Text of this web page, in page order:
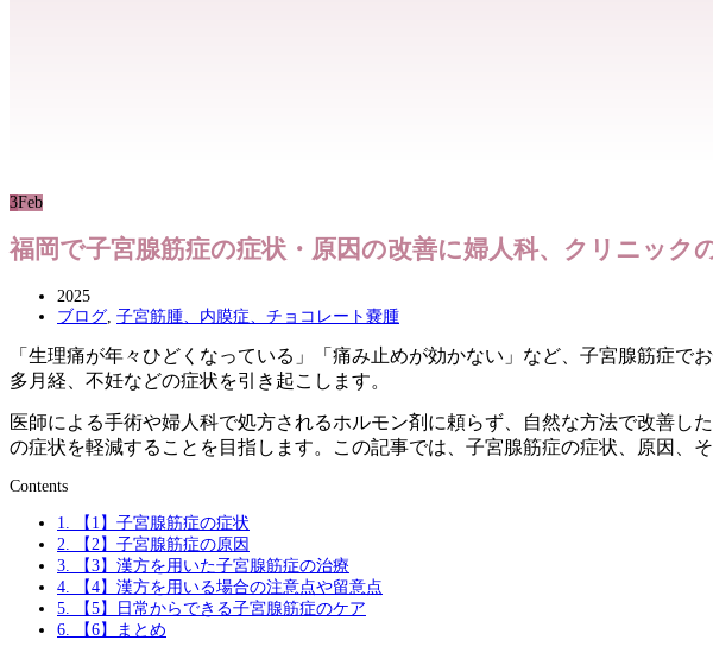
3Feb
福岡で子宮腺筋症の症状・原因の改善に婦人科、クリニック
2025
ブログ 子宮筋腫、内膜症、チョコレート嚢腫
「生理痛が年々ひどくなっている」「痛み止めが効かない」など、子宮腺筋症
多月経、不妊などの症状を引き起こします。
医師による手術や婦人科で処方されるホルモン剤に頼らず、自然な方法で改善
の症状を軽減することを目指します。この記事では、子宮腺筋症の症状、原因、
Contents
1.
【1】子宮腺筋症の症状
2.
【2】子宮腺筋症の原因
3.
【3】漢方を用いた子宮腺筋症の治療
4.
【4】漢方を用いる場合の注意点や留意点
5.
【5】日常からできる子宮腺筋症のケア
6.
【6】まとめ